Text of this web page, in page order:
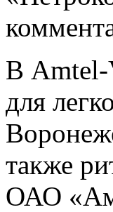
В Amtel-
для
также
ОАО